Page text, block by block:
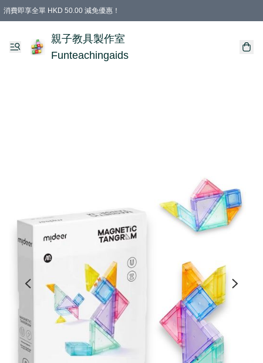
消費即享全單 HKD 50.00 減免優惠！
購物滿 HKD 699.00即享免運費優惠！（適用於 特定的送貨方式 )
凡購物滿HKD 699.00，即享免費禮品
親子教具製作室
Funteachingaids